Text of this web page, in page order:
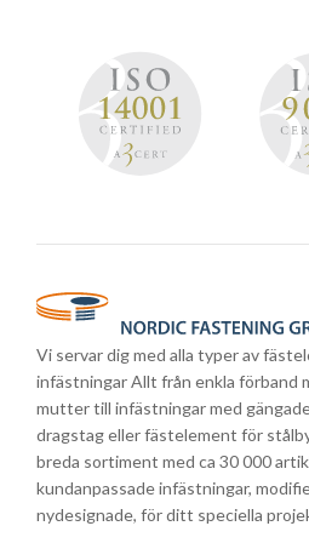
Vi servar dig med alla typer av
infästningar Allt från enkla förband
mutter till infästningar med
dragstag eller fästelement för
breda sortiment med ca 30 000
kundanpassade infästningar,
nydesignade, för ditt speciella